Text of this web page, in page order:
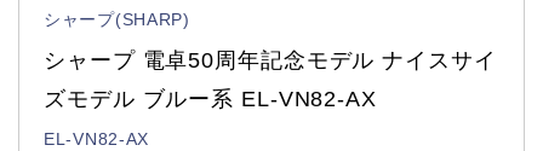
シャープ(SHARP)
シャープ 電卓50周年記念モデル ナイスサイ
ズモデル ブルー系 EL-VN82-AX
EL-VN82-AX